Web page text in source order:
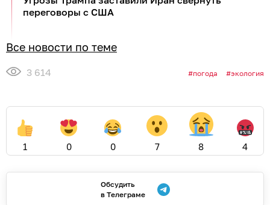
переговоры с США
Все новости по теме
3 614 погода экология
1 0 0 7 8 4
Обсудить
в Телеграме